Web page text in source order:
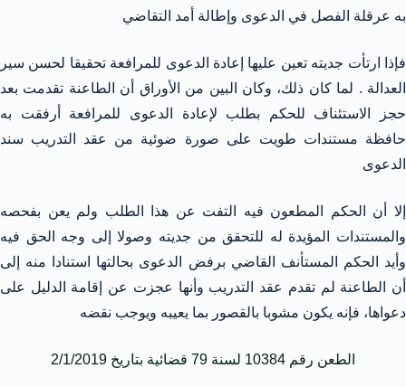
به عرقلة الفصل في الدعوى وإطالة أمد التقاضي
فإذا ارتأت جديته تعين عليها إعادة الدعوى للمرافعة تحقيقا لحسن سير
العدالة . لما كان ذلك، وكان البين من الأوراق أن الطاعنة تقدمت بعد
حجز الاستئناف للحكم بطلب لإعادة الدعوى للمرافعة أرفقت به
حافظة مستندات طويت على صورة ضوئية من عقد التدريب سند
الدعوى
إلا أن الحكم المطعون فيه التفت عن هذا الطلب ولم يعن بفحصه
والمستندات المؤيدة له للتحقق من جديته وصولا إلى وجه الحق فيه
وأيد الحكم المستأنف القاضي برفض الدعوى بحالتها استنادا منه إلى
أن الطاعنة لم تقدم عقد التدريب وأنها عجزت عن إقامة الدليل على
دعواها، فإنه يكون مشوبا بالقصور بما يعيبه ويوجب نقضه
الطعن رقم 10384 لسنة 79 قضائية بتاريخ 2/1/2019